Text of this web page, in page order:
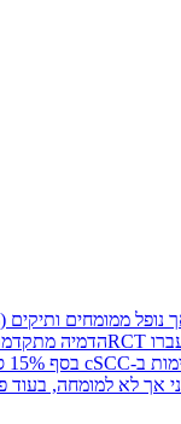
לא למומחה, בעוד